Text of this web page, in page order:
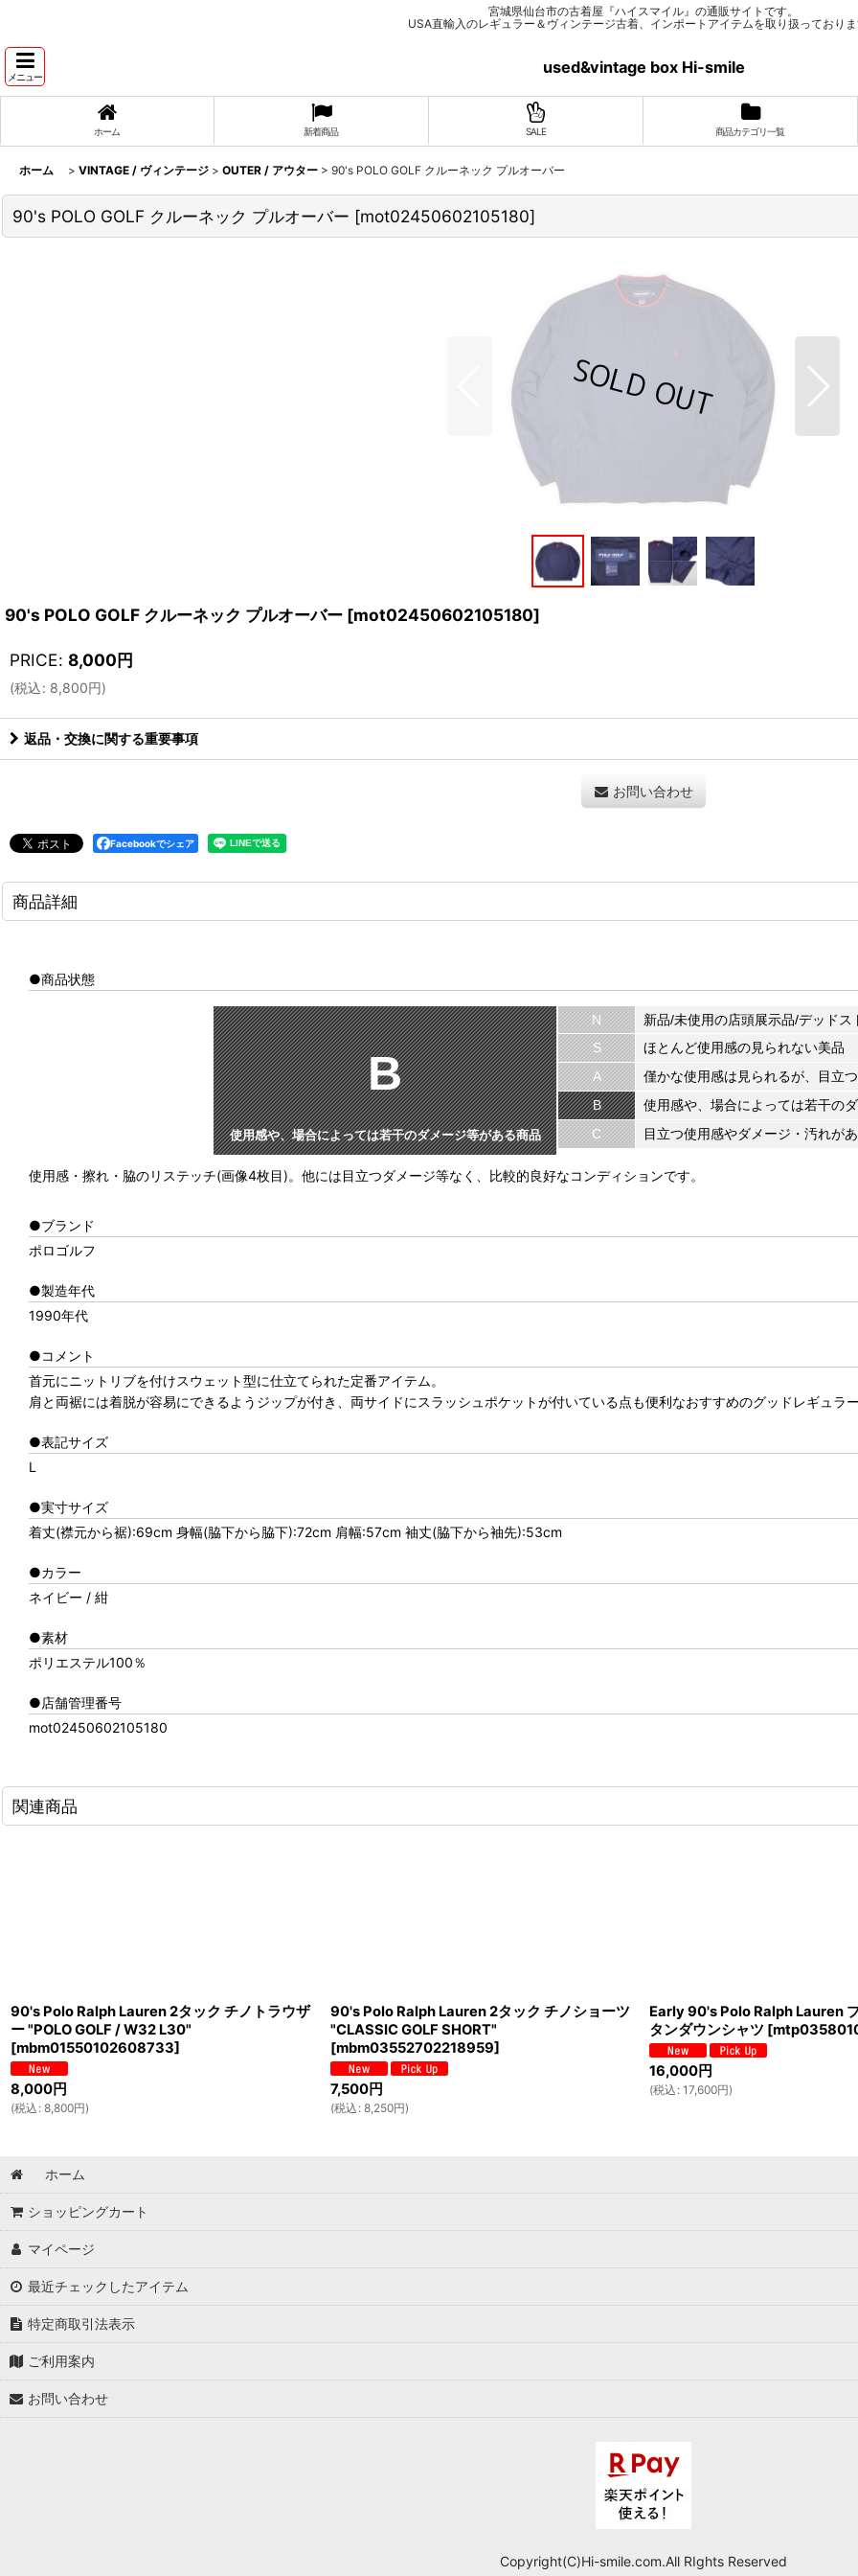
宮城県仙台市の古着屋『ハイスマイル』の通販サイトです。
USA直輸入のレギュラー＆ヴィンテージ古着、インポートアイテムを取り扱っており
メニュー
used&vintage box Hi-smile
ホーム 新着商品 SALE 商品カテゴリ一覧
ホーム > VINTAGE / ヴィンテージ > OUTER / アウター > 90's POLO GOLF クルーネック プルオーバー
90's POLO GOLF クルーネック プルオーバー [mot02450602105180]
90's POLO GOLF クルーネック プルオーバー [mot02450602105180]
PRICE: 8,000円
(税込: 8,800円)
返品・交換に関する重要事項
お問い合わせ
Facebookでシェア
商品詳細
●商品状態
B
使用感や、場合によっては若干のダメージ等がある商品
N
新品/未使用の店頭展示品/デッドス
S
ほとんど使用感の見られない美品
A
僅かな使用感は見られるが、目立
B
使用感や、場合によっては若干の
C
目立つ使用感やダメージ・汚れが
使用感・擦れ・脇のリステッチ(画像4枚目)。他には目立つダメージ等なく、比較的良好なコンディションです。
●ブランド
ポロゴルフ
●製造年代
1990年代
●コメント
首元にニットリブを付けスウェット型に仕立てられた定番アイテム。
肩と両裾には着脱が容易にできるようジップが付き、両サイドにスラッシュポケットが付いている点も便利なおすすめのグッドレギュラ
●表記サイズ
L
●実寸サイズ
着丈(襟元から裾):69cm 身幅(脇下から脇下):72cm 肩幅:57cm 袖丈(脇下から袖先):53cm
●カラー
ネイビー / 紺
●素材
ポリエステル100％
●店舗管理番号
mot02450602105180
関連商品
90's Polo Ralph Lauren 2タック チノトラウザ
ー "POLO GOLF / W32 L30"
[mbm01550102608733]
8,000円
(税込 : 8,800円)
90's Polo Ralph Lauren 2タック チノショーツ
"CLASSIC GOLF SHORT"
[mbm03552702218959]
7,500円
(税込 : 8,250円)
Early 90's Polo Ralph Lauren
タンダウンシャツ [
16,000円
(税込 : 17,600円)
ホーム
ショッピングカート
マイページ
最近チェックしたアイテム
特定商取引法表示
ご利用案内
お問い合わせ
Copyright(C)Hi-smile.com.All RIghts Reserved